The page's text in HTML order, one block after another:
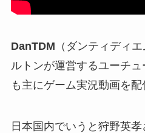
DanTDM （ダンティディ
ルトンが運営するユーチ
も主にゲーム実況動画を配
日本国内でいうと狩野英